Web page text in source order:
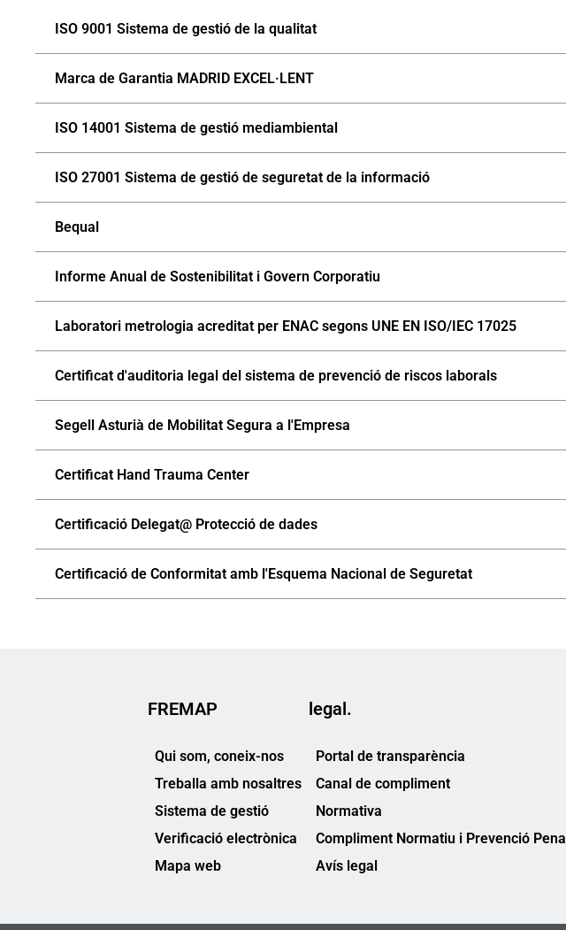
ISO 9001 Sistema de gestió de la qualitat
Marca de Garantia MADRID EXCEL·LENT
ISO 14001 Sistema de gestió mediambiental
ISO 27001 Sistema de gestió de seguretat de la informació
Bequal
Informe Anual de Sostenibilitat i Govern Corporatiu
Laboratori metrologia acreditat per ENAC segons UNE EN ISO/IEC 17025
Certificat d'auditoria legal del sistema de prevenció de riscos laborals
Segell Asturià de Mobilitat Segura a l'Empresa
Certificat Hand Trauma Center
Certificació Delegat@ Protecció de dades
Certificació de Conformitat amb l'Esquema Nacional de Seguretat
FREMAP
Qui som, coneix-nos
Treballa amb nosaltres
Sistema de gestió
Verificació electrònica
Mapa web
legal.
Portal de transparència
Canal de compliment
Normativa
Compliment Normatiu i Prevenció Penal
Avís legal